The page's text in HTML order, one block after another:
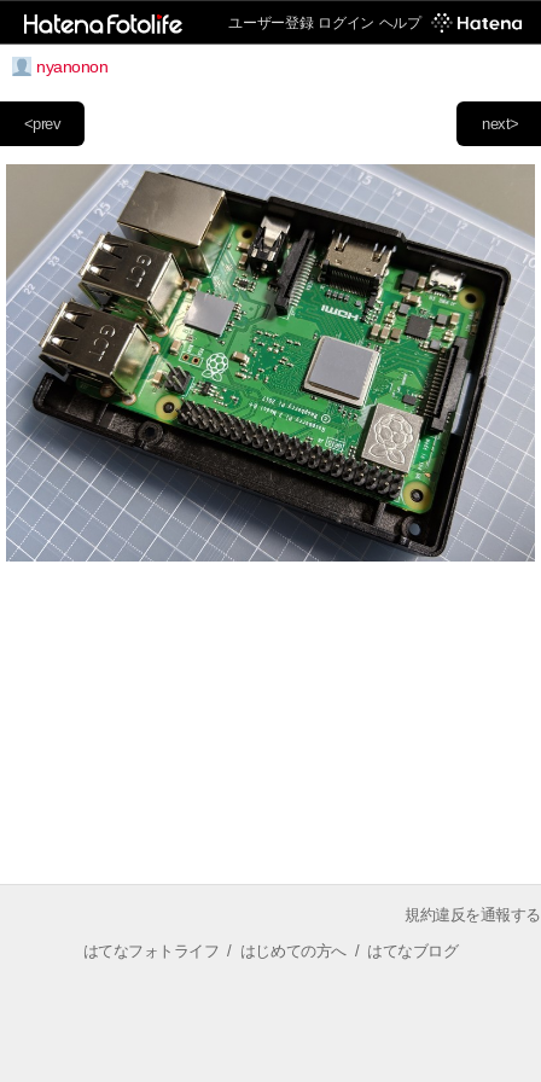
ユーザー登録 ログイン ヘルプ
nyanonon
next>
<prev
規約違反を通報する
はてなフォトライフ / はじめての方へ/ はてなブログ